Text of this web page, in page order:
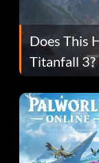
Does This
Titanfall 3?
Fans Are